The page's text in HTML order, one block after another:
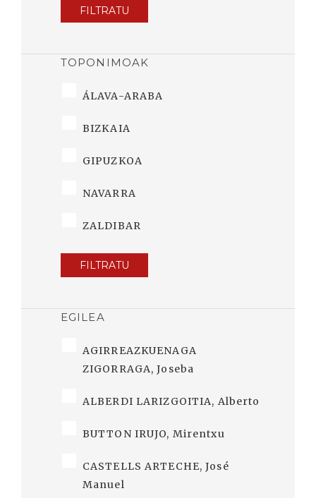
FILTRATU
TOPONIMOAK
ÁLAVA-ARABA
BIZKAIA
GIPUZKOA
NAVARRA
ZALDIBAR
FILTRATU
EGILEA
AGIRREAZKUENAGA
ZIGORRAGA, Joseba
ALBERDI LARIZGOITIA, Alberto
BUTTON IRUJO, Mirentxu
CASTELLS ARTECHE, José
Manuel